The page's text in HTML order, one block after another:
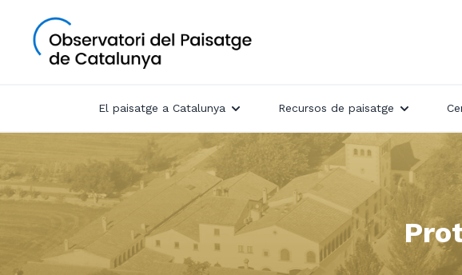
El paisatge a Catalunya Recursos de paisatge